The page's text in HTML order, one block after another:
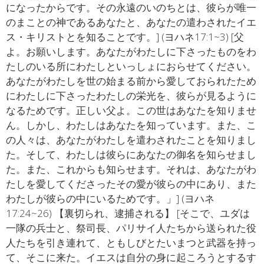
になったからです。その永遠のいのちとは、彼らが唯一
のまことの神であるあなたと、あなたの遣わされたイエ
ス・キリストとを知ることです。] (ヨハネ17:1~3) [父
よ。お願いします。あなたがわたしに下さったものをわ
たしのいる所にわたしといっしょにおらせてください。
あなたがわたしを世の始まる前から愛しておられたため
にわたしに下さったわたしの栄光を、彼らが見るように
なるためです。正しい父よ。この世はあなたを知りませ
ん。しかし、わたしはあなたを知っています。また、こ
の人々は、あなたがわたしを遣わされたことを知りまし
た。そして、わたしは彼らにあなたの御名を知らせまし
た。また、これからも知らせます。それは、あなたがわ
たしを愛してくださったその愛が彼らの中にあり、また
わたしが彼らの中にいるためです。」] (ヨハネ
17:24~26) 【裏切られ、逮捕される】 [そこで、ユダは
一隊の兵士と、祭司長、パリサイ人たちから送られた役
人たちを引き連れて、ともしびとたいまつと武器を持っ
て、そこに来た。イエスは自分の身に起ころうとするす